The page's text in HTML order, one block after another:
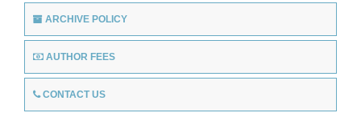
ARCHIVE POLICY
AUTHOR FEES
CONTACT US